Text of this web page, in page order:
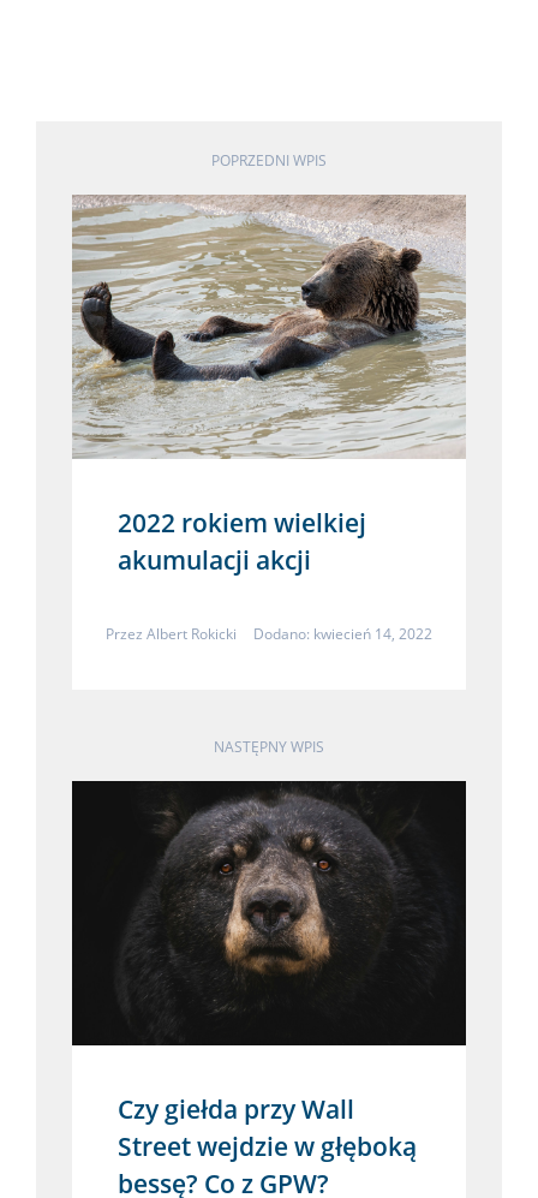
POPRZEDNI WPIS
2022 rokiem wielkiej
akumulacji akcji
Przez Albert Rokicki Dodano: kwiecień 14, 2022
NASTĘPNY WPIS
Czy giełda przy Wall
Street wejdzie w głęboką
bessę? Co z GPW?